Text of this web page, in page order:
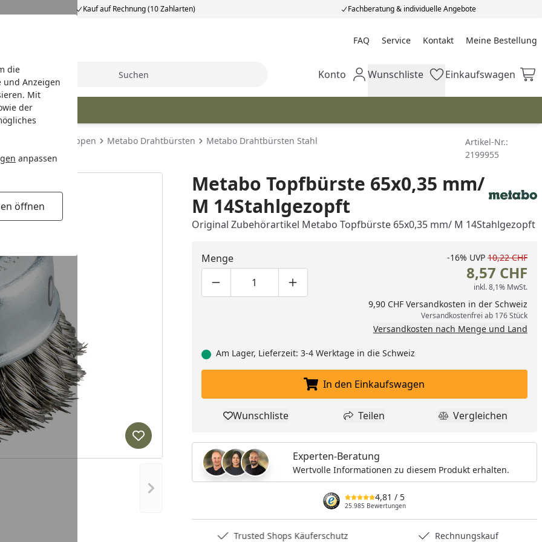
die
und Anzeigen
Mit
der
anpassen
öffnen
Kauf auf Rechnung (10 Zahlarten) Fachberatung & individuelle Angebote
FAQ Service Kontakt Meine Bestellung
Meine Bestellung
Suche Mein Konto
Konto Wunschliste
Wunschliste Einkaufswagen
Einkaufswagen
Ersatzteile
Trennen & Schruppen Metabo Drahtbürsten
Metabo Drahtbürsten Stahl
Artikel-Nr.:
2199955
Nächstes Bild anzeigen
Produkt zur Wunschliste hinzufügen
Metabo Topfbürste 65x0,35 mm/
M 14Stahlgezopft
Original Zubehörartikel Metabo Topfbürste 65x0,35 mm/ M 14Stahlgezopft
Menge
Produktmenge um eins verringern
Produktmenge manuell eingeben
Produktmenge um eins erhöhen
-16% UVP 10,22 CHF
8,57 CHF
inkl. 8,1% MwSt.
9,90 CHF Versandkosten in der Schweiz
Versandkostenfrei ab 176 Stück
Versandkosten nach Menge und Land
Am Lager, Lieferzeit: 3-4 Werktage in die Schweiz
In den Einkaufswagen legen
In den Einkaufswagen
Produkt zur Wunschliste hinzufügen
Wunschliste Teilen
Teilen Produkt
Vergleichen
Experten-Beratung
Wertvolle Informationen zu diesem Produkt erhalten.
4,81 / 5
25.985 Bewertungen
Trusted Shops Käuferschutz Rechnungskauf